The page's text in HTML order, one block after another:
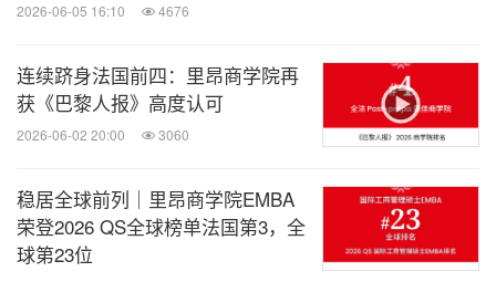
GEMBA2021秋季班历时两个月专门为150周年校庆
创作的班歌《秋实》，唱出了校友对里昂商学院诚挚
的热爱，他们穿着整齐，歌声动人，博得阵阵喝彩。
GEMBA2020春季班带来的沙画诗朗诵《遇见未来的
自己》让人非常感动，成为里昂的创客先锋，一起见
2026-06-05 16:10 4676
连续跻身法国前四：里昂商学院再
获《巴黎人报》高度认可
2026-06-02 20:00 3060
稳居全球前列｜里昂商学院EMBA
荣登2026 QS全球榜单法国第3，全
球第23位